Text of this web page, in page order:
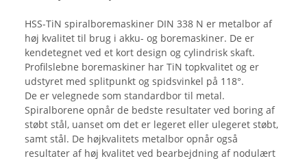
HSS-TiN spiralboremaskiner DIN 338 N er metalbor af
høj kvalitet til brug i akku- og boremaskiner. De er
kendetegnet ved et kort design og cylindrisk skaft.
Profilslebne boremaskiner har TiN topkvalitet og er
udstyret med splitpunkt og spidsvinkel på 118°.
De er velegnede som standardbor til metal.
Spiralborene opnår de bedste resultater ved boring af
støbt stål, uanset om det er legeret eller ulegeret støbt,
samt stål. De højkvalitets metalbor opnår også
resultater af høj kvalitet ved bearbejdning af nodulært